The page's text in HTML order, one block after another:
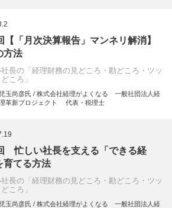
【「月次決算報告」マンネリ解消】
方法
社長の「経理財務の見どころ・勘どころ・ツッ
ころ」
児玉尚彦氏 / 株式会社経理がよくなる 一般社団法人経
革新プロジェクト 代表・税理士
忙しい社長を支える「できる経
育てる方法
社長の「経理財務の見どころ・勘どころ・ツッ
ころ」
児玉尚彦氏 / 株式会社経理がよくなる 一般社団法人経